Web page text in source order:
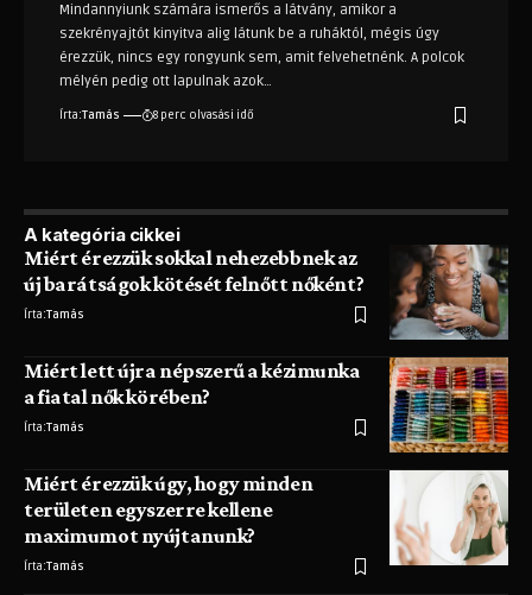
Mindannyiunk számára ismerős a látvány, amikor a
szekrényajtót kinyitva alig látunk be a ruháktól, mégis úgy
érezzük, nincs egy rongyunk sem, amit felvehetnénk. A polcok
mélyén pedig ott lapulnak azok…
Írta:Tamás 8 perc olvasási idő
A kategória cikkei
Miért érezzük sokkal nehezebbnek az
új barátságok kötését felnőtt nőként?
Írta:Tamás
Miért lett újra népszerű a kézimunka
a fiatal nők körében?
Írta:Tamás
Miért érezzük úgy, hogy minden
területen egyszerre kellene
maximumot nyújtanunk?
Írta:Tamás